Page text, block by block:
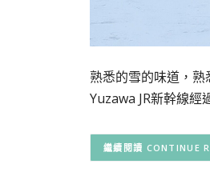
熟悉的雪的味道，
Yuzawa JR新幹線
CONTINUE